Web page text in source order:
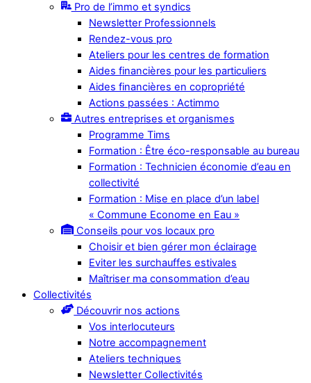
Pro de l’immo et syndics
Newsletter Professionnels
Rendez-vous pro
Ateliers pour les centres de formation
Aides financières pour les particuliers
Aides financières en copropriété
Actions passées : Actimmo
Autres entreprises et organismes
Programme Tims
Formation : Être éco-responsable au bureau
Formation : Technicien économie d’eau en
collectivité
Formation : Mise en place d’un label
« Commune Econome en Eau »
Conseils pour vos locaux pro
Choisir et bien gérer mon éclairage
Eviter les surchauffes estivales
Maîtriser ma consommation d’eau
Collectivités
Découvrir nos actions
Vos interlocuteurs
Notre accompagnement
Ateliers techniques
Newsletter Collectivités